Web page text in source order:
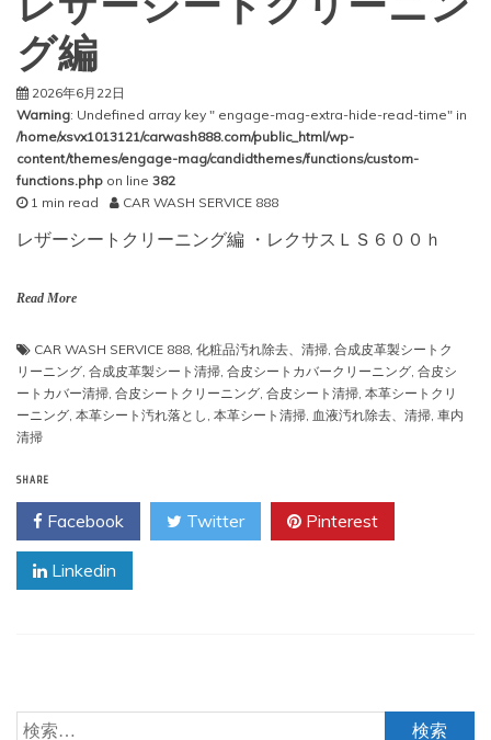
グ編
2026年6月22日
Warning: Undefined array key " engage-mag-extra-hide-read-time" in
/home/xsvx1013121/carwash888.com/public_html/wp-
content/themes/engage-mag/candidthemes/functions/custom-
functions.php on line 382
1 min read
CAR WASH SERVICE 888
レザーシートクリーニング編 ・レクサスＬＳ６００ｈ
Read More
CAR WASH SERVICE 888 化粧品汚れ除去、清掃 合成皮革製シートク
リーニング 合成皮革製シート清掃 合皮シートカバークリーニング 合皮シ
ートカバー清掃 合皮シートクリーニング 合皮シート清掃 本革シートクリ
ーニング 本革シート汚れ落とし 本革シート清掃 血液汚れ除去、清掃 車内
清掃
SHARE
Facebook Twitter Pinterest
Linkedin
検